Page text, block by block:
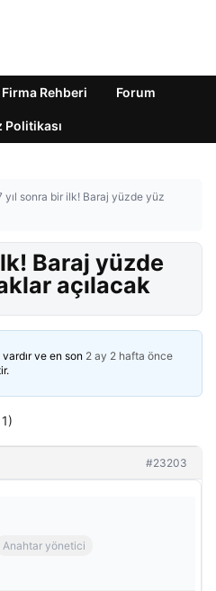
Firma Rehberi Forum
Politikası
yıl sonra bir ilk! Baraj yüzde yüz
Baraj yüzde
açılacak
ve en son 2 ay 2 hafta önce
#23203
Anahtar yönetici